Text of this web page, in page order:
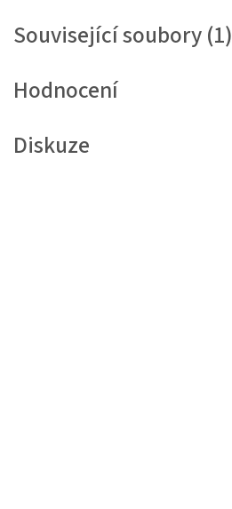
Související soubory (1)
Hodnocení
Diskuze